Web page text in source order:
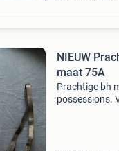
NIEUW
maat 75A
Prachtige bh
possessions.